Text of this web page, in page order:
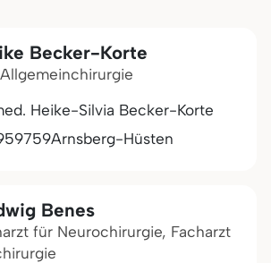
Becker-Korte
Heike-Silvia Becker-Korte
59759Arnsberg-Hüsten
Benes
für Neurochirurgie, Facharzt